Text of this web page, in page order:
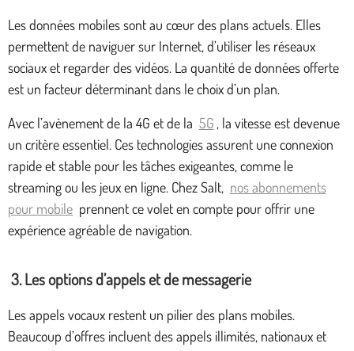
Les données mobiles sont au cœur des plans actuels. Elles
permettent de naviguer sur Internet, d’utiliser les réseaux
sociaux et regarder des vidéos. La quantité de données offerte
est un facteur déterminant dans le choix d’un plan.
Avec l’avènement de la 4G et de la 5G , la vitesse est devenue
un critère essentiel. Ces technologies assurent une connexion
rapide et stable pour les tâches exigeantes, comme le
streaming ou les jeux en ligne. Chez Salt, nos abonnements
pour mobile prennent ce volet en compte pour offrir une
expérience agréable de navigation.
3. Les options d’appels et de messagerie
Les appels vocaux restent un pilier des plans mobiles.
Beaucoup d’offres incluent des appels illimités, nationaux et